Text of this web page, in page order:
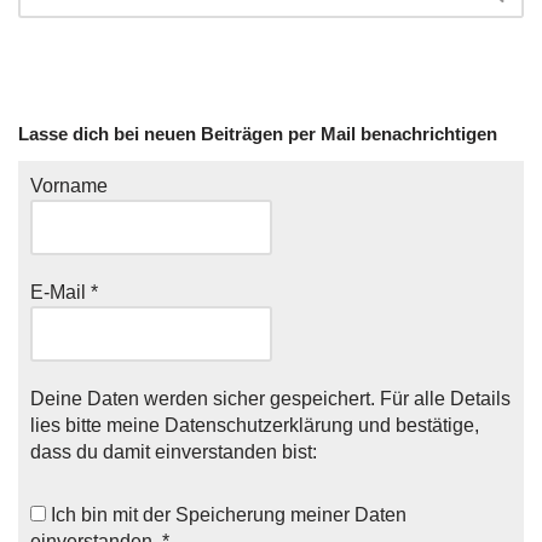
Lasse dich bei neuen Beiträgen per Mail benachrichtigen
Vorname
E-Mail *
Deine Daten werden sicher gespeichert. Für alle Details
lies bitte meine Datenschutzerklärung und bestätige,
dass du damit einverstanden bist:
Ich bin mit der Speicherung meiner Daten